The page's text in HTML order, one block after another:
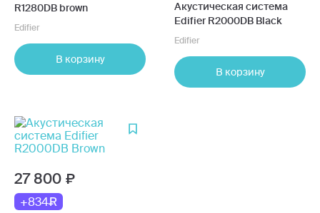
R1280DB brown
Edifier
В корзину
Акустическая система
Edifier R2000DB Black
Edifier
В корзину
27 800
+834